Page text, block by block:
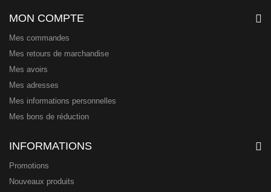
MON COMPTE
Mes commandes
Mes retours de marchandise
Mes avoirs
Mes adresses
Mes informations personnelles
Mes bons de réduction
INFORMATIONS
Promotions
Nouveaux produits